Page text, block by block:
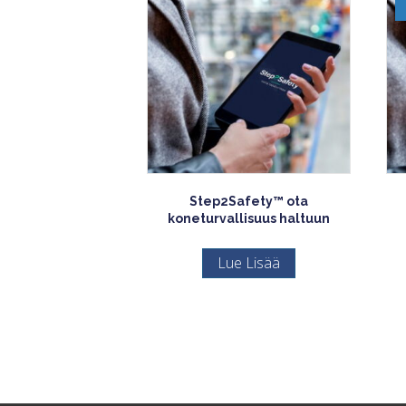
Step2Safety™ ota
koneturvallisuus haltuun
Lue Lisää